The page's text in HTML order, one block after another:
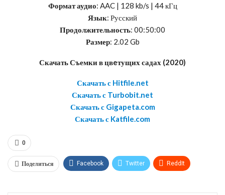
Формат аудио: AAC | 128 kb/s | 44 кГц
Язык: Русский
Продолжительность: 00:50:00
Размер: 2.02 Gb
Скачать Съемки в цвeтущих садах (2020)
Скачать с Hitfile.net
Скачать с Turbobit.net
Скачать с Gigapeta.com
Скачать с Katfile.com
0
Поделиться Facebook Twitter ReddIt